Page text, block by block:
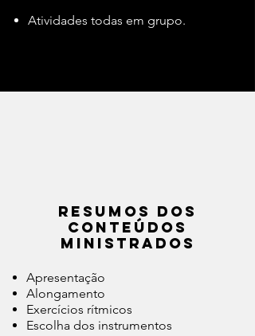
Atividades todas em grupo.
Resumos dos
conteúdos
ministrados
Apresentação
Alongamento
Exercícios rítmicos
Escolha dos instrumentos